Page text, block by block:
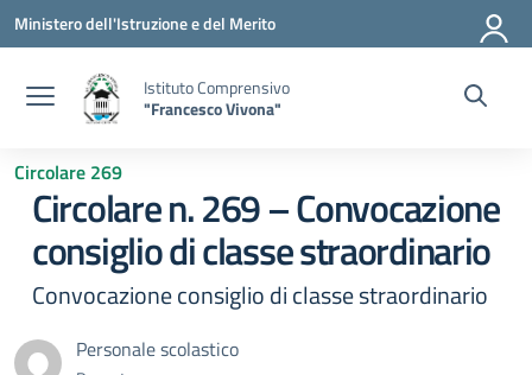
Vai ai contenuti
Vai al menu di navigazione
Vai al footer
Ministero dell'Istruzione e del Merito
Istituto Comprensivo
"Francesco Vivona"
Circolare 269
Circolare n. 269 – Convocazione
consiglio di classe straordinario
Convocazione consiglio di classe straordinario
Personale scolastico